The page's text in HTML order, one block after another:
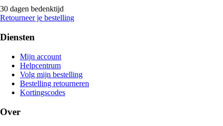
30 dagen bedenktijd
Retourneer je bestelling
Diensten
Mijn account
Helpcentrum
Volg mijn bestelling
Bestelling retourneren
Kortingscodes
Over